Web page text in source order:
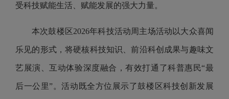
受科技赋能生活、赋能发展的强大力量。
本次鼓楼区2026年科技活动周主场活动以大众喜闻
乐见的形式，将硬核科技知识、前沿科创成果与趣味文
艺展演、互动体验深度融合，有效打通了科普惠民“最
后一公里”。活动既全方位展示了鼓楼区科技创新发展